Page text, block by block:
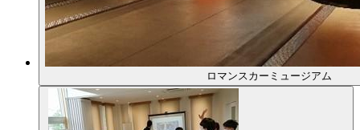
ロマンスカーミュージアム